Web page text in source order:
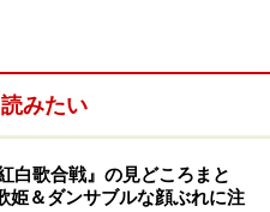
みたい
白歌合戦』の見どころまと
姫＆ダンサブルな顔ぶれに注